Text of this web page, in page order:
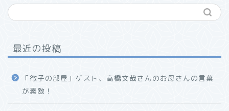
最近の投稿
「徹子の部屋」ゲスト、高橋文哉さんのお母さんの言葉
が素敵！